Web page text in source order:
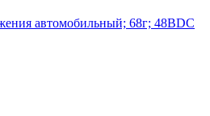
автомобильный; 68г; 48ВDC